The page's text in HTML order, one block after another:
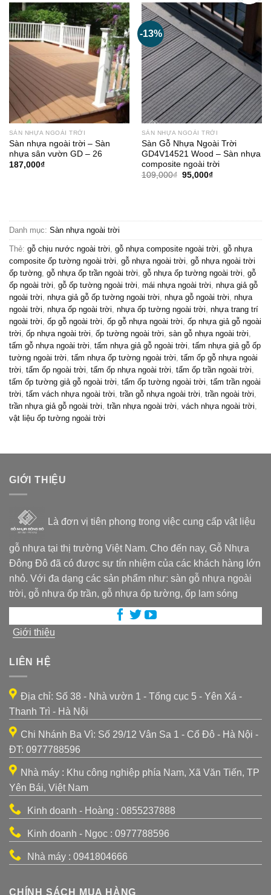
106,000₫.
SÀN NHỰA NGOÀI TRỜI
Sàn nhựa ngoài trời – Sàn
nhựa sân vườn GD – 26
187,000₫
-13%
SÀN NHỰA NGOÀI TRỜI
Sàn Gỗ Nhựa Ngoài Trời
GD4V14521 Wood – Sàn nhựa
composite ngoài trời
109,000₫ Giá
95,000₫Giá
Danh mục: Sàn nhựa ngoài trời
Thẻ: gỗ chịu nước ngoài trời, gỗ nhựa composite ngoài trời, gỗ nhựa
composite ốp tường ngoài trời, gỗ nhựa ngoài trời, gỗ nhựa ngoài trời
ốp tường, gỗ nhựa ốp trần ngoài trời, gỗ nhựa ốp tường ngoài trời, gỗ
ốp ngoài trời, gỗ ốp tường ngoài trời, mái nhựa ngoài trời, nhựa giả gỗ
ngoài trời, nhựa giả gỗ ốp tường ngoài trời, nhựa gỗ ngoài trời, nhựa
ngoài trời, nhựa ốp ngoài trời, nhựa ốp tường ngoài trời, nhựa trang trí
ngoài trời, ốp gỗ ngoài trời, ốp gỗ nhựa ngoài trời, ốp nhựa giả gỗ ngoài
trời, ốp nhựa ngoài trời, ốp tường ngoài trời, sàn gỗ nhựa ngoài trời,
tấm gỗ nhựa ngoài trời, tấm nhựa giả gỗ ngoài trời, tấm nhựa giả gỗ ốp
tường ngoài trời, tấm nhựa ốp tường ngoài trời, tấm ốp gỗ nhựa ngoài
trời, tấm ốp ngoài trời, tấm ốp nhựa ngoài trời, tấm ốp trần ngoài trời,
tấm ốp tường giả gỗ ngoài trời, tấm ốp tường ngoài trời, tấm trần ngoài
trời, tấm vách nhựa ngoài trời, trần gỗ nhựa ngoài trời, trần ngoài trời,
trần nhựa giả gỗ ngoài trời, trần nhựa ngoài trời, vách nhựa ngoài trời,
vật liệu ốp tường ngoài trời
GIỚI THIỆU
Là đơn vị tiên phong trong việc cung cấp vật liệu
gỗ nhựa tại thị trường Việt Nam. Cho đến nay, Gỗ Nhựa
Đông Đô đã có được sự tín nhiệm của các khách hàng lớn
nhỏ. Với đa dạng các sản phẩm như: sàn gỗ nhựa ngoài
trời, gỗ nhựa ốp trần, gỗ nhựa ốp tường, ốp lam sóng
Giới thiệu
LIÊN HỆ
Địa chỉ: Số 38 - Nhà vườn 1 - Tổng cục 5 - Yên Xá -
Thanh Trì - Hà Nội
Chi Nhánh Ba Vì: Số 29/12 Vân Sa 1 - Cổ Đô - Hà Nội -
ĐT: 0977788596
Nhà máy : Khu công nghiệp phía Nam, Xã Văn Tiến, TP
Yên Bái, Việt Nam
Kinh doanh - Hoàng : 0855237888
Kinh doanh - Ngọc : 0977788596
Nhà máy : 0941804666
CHÍNH SÁCH MUA HÀNG